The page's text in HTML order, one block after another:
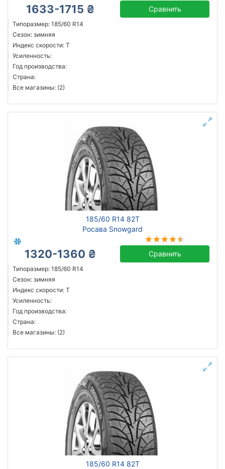
1633-1715 ₴ Сравнить
Типоразмер: 185/60 R14
Сезон: зимняя
Индекс скорости: T
Усиленность:
Год производства:
Страна:
Все магазины: (2)
185/60 R14 82T
Росава Snowgard
1320-1360 ₴ Сравнить
Типоразмер: 185/60 R14
Сезон: зимняя
Индекс скорости: T
Усиленность:
Год производства:
Страна:
Все магазины: (2)
185/60 R14 82T